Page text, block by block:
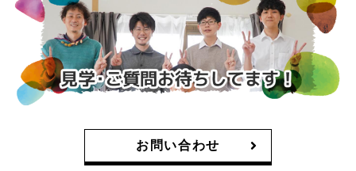
お問い合わせ